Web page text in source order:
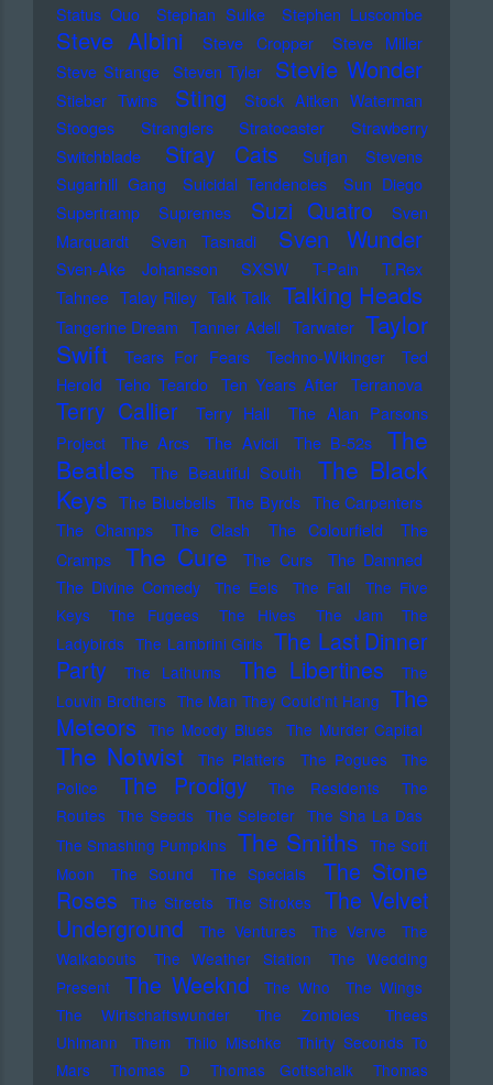
Status Quo
Stephan Sulke Stephen Luscombe
Steve Albini Steve Cropper
Steve Miller
Steve Strange Steven Tyler Stevie Wonder
Stieber Twins Sting
Stock Aitken Waterman
Stooges
Stranglers Stratocaster
Strawberry
Switchblade
Stray Cats
Sufjan Stevens
Sugarhill Gang
Suicidal Tendencies
Sun Diego
Supertramp
Supremes Suzi Quatro
Sven
Marquardt
Sven Tasnadi Sven Wunder
Sven-Ake Johansson SXSW T-Pain
T.Rex
Tahnee Talay Riley Talk Talk Talking Heads
Tangerine Dream Tanner Adell Tarwater Taylor
Swift
Tears For Fears Techno-Wikinger
Ted
Herold
Teho Teardo Ten Years After Terranova
Terry Callier Terry Hall
The Alan Parsons
Project
The Arcs The Avicii The B-52s
The
Beatles
The Beautiful South
The Black
Keys The Bluebells The Byrds The Carpenters
The Champs
The Clash The Colourfield
The
Cramps
The Cure The Curs
The Damned
The Divine Comedy
The Eels The Fall
The Five
Keys
The Fugees The Hives The Jam
The
Ladybirds The Lambrini Girls The Last Dinner
Party
The Lathums The Libertines
The
Louvin Brothers The Man They Could'nt Hang The
Meteors The Moody Blues The Murder Capital
The Notwist The Platters The Pogues
The
Police
The Prodigy The Residents
The
Routes The Seeds The Selecter The Sha La Das
The Smashing Pumpkins The Smiths The Soft
Moon
The Sound The Specials
The Stone
Roses
The Streets The Strokes
The Velvet
Underground
The Ventures The Verve
The
Walkabouts
The Weather Station
The Wedding
Present
The Weeknd The Who
The Wings
The Wirtschaftswunder
The Zombies
Thees
Uhlmann
Them Thilo Mischke
Thirty Seconds To
Mars
Thomas D Thomas Gottschalk
Thomas